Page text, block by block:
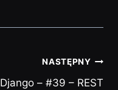
NASTĘPNY
Django – #39 – REST